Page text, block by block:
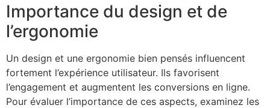
Importance du design et de
l’ergonomie
Un design et une ergonomie bien pensés influencent
fortement l’expérience utilisateur. Ils favorisent
l’engagement et augmentent les conversions en ligne.
Pour évaluer l’importance de ces aspects, examinez les